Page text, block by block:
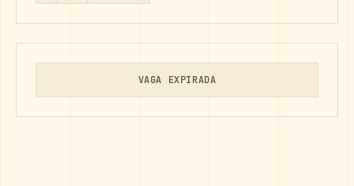
VAGA EXPIRADA